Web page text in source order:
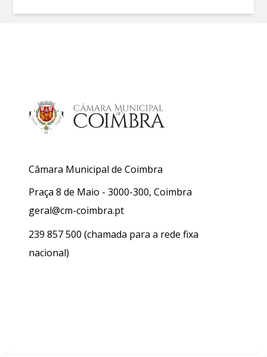
Câmara Municipal de Coimbra
Praça 8 de Maio - 3000-300, Coimbra
geral@cm-coimbra.pt
239 857 500 (chamada para a rede fixa
nacional)